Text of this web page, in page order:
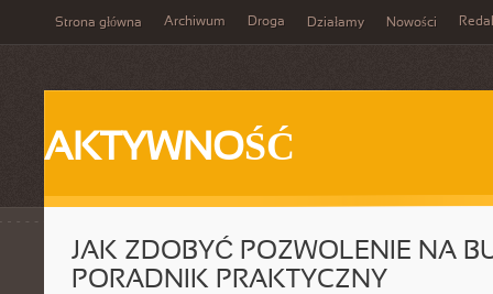
Strona główna Archiwum Droga Działamy Nowości
AKTYWNOŚĆ
JAK ZDOBYĆ POZWOLENIE NA
PORADNIK PRAKTYCZNY